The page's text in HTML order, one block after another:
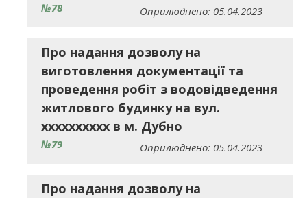
№78 Оприлюднено: 05.04.2023
Про надання дозволу на
виготовлення документації та
проведення робіт з водовідведення
житлового будинку на вул.
хххххххххх в м. Дубно
№79 Оприлюднено: 05.04.2023
Про надання дозволу на